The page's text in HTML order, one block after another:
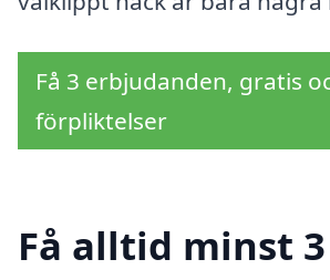
Få 3 erbjudanden, gratis
förpliktelser
Få alltid minst 3